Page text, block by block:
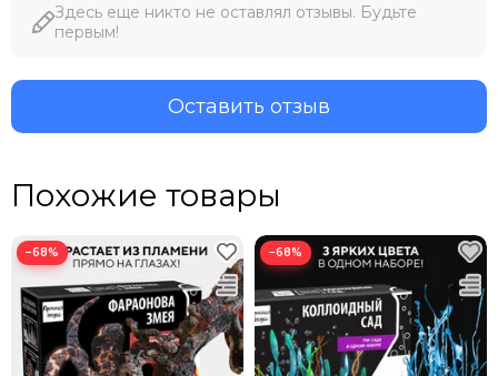
Здесь еще никто не оставлял отзывы. Будьте
первым!
Оставить отзыв
Похожие товары
−68% −68%